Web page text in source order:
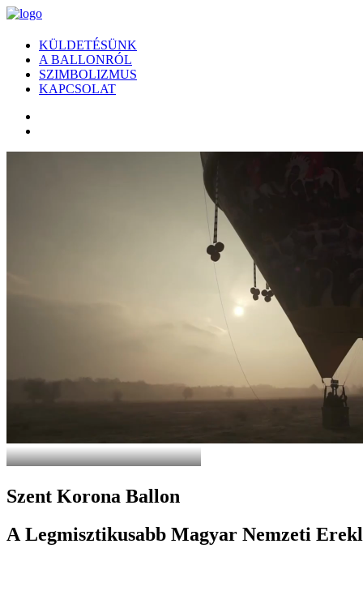
KÜLDETÉSÜNK
A BALLONRÓL
SZIMBOLIZMUS
KAPCSOLAT
Szent Korona Ballon
A Legmisztikusabb Magyar Nemzeti